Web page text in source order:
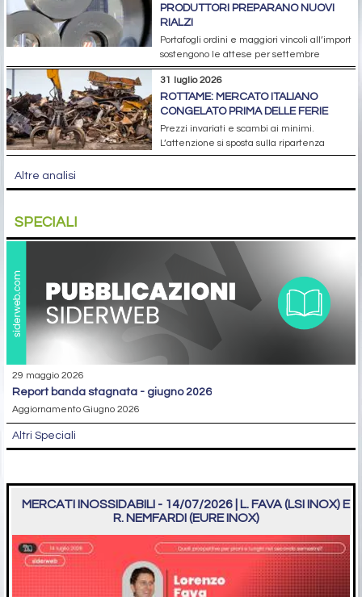
PRODUTTORI PREPARANO NUOVI
RIALZI
Portafogli ordini e maggiori vincoli all’import
sostengono le attese per settembre
31 luglio 2026
ROTTAME: MERCATO ITALIANO
CONGELATO PRIMA DELLE FERIE
Prezzi invariati e scambi ai minimi.
L’attenzione si sposta sulla ripartenza
Altre analisi
SPECIALI
29 maggio 2026
report banda stagnata - giugno 2026
Aggiornamento Giugno 2026
Altri Speciali
MERCATI INOSSIDABILI - 14/07/2026 | L. FAVA (LSI INOX) E
R. NEMFARDI (EURE INOX)